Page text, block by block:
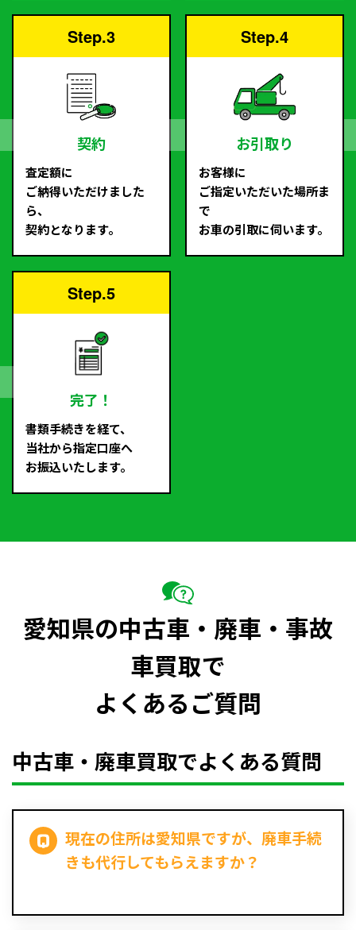
Step.3
契約
査定額に
ご納得いただけました
ら、
契約となります。
Step.4
お引取り
お客様に
ご指定いただいた場所ま
で
お車の引取に伺います。
Step.5
完了！
書類手続きを経て、
当社から指定口座へ
お振込いたします。
愛知県の中古車・廃車・事故
車買取で
よくあるご質問
中古車・廃車買取でよくある質問
現在の住所は愛知県ですが、廃車手続
きも代行してもらえますか？